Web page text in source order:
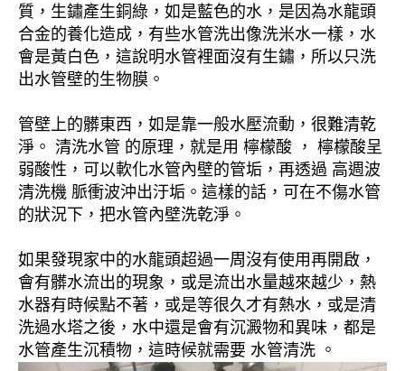
質，生鏽產生銅綠，如是藍色的水，是因為水龍頭
合金的養化造成，有些水管洗出像洗米水一樣，水
會是黃白色，這說明水管裡面沒有生鏽，所以只洗
出水管壁的生物膜。
管壁上的髒東西，如是靠一般水壓流動，很難清乾
淨。 清洗水管 的原理，就是用 檸檬酸 ， 檸檬酸呈
弱酸性，可以軟化水管內壁的管垢，再透過 高週波
清洗機 脈衝波沖出汙垢。這樣的話，可在不傷水管
的狀況下，把水管內壁洗乾淨。
如果發現家中的水龍頭超過一周沒有使用再開啟，
會有髒水流出的現象，或是流出水量越來越少，熱
水器有時候點不著，或是等很久才有熱水，或是清
洗過水塔之後，水中還是會有沉澱物和異味，都是
水管產生沉積物，這時候就需要 水管清洗 。